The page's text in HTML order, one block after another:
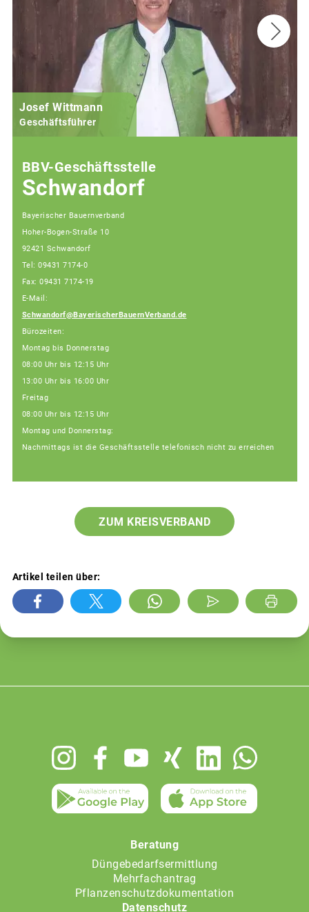
Josef Wittmann
Geschäftsführer
BBV-Geschäftsstelle
Schwandorf
Bayerischer Bauernverband
Hoher-Bogen-Straße 10
92421 Schwandorf
Tel: 09431 7174-0
Fax: 09431 7174-19
E-Mail:
Schwandorf@BayerischerBauernVerband.de
Bürozeiten:
Montag bis Donnerstag
08:00 Uhr bis 12:15 Uhr
13:00 Uhr bis 16:00 Uhr
Freitag
08:00 Uhr bis 12:15 Uhr
Montag und Donnerstag:
Nachmittags ist die Geschäftsstelle telefonisch nicht zu erreichen
ZUM KREISVERBAND
Artikel teilen über:
Beratung
Düngebedarfsermittlung
Mehrfachantrag
Pflanzenschutzdokumentation
Datenschutz